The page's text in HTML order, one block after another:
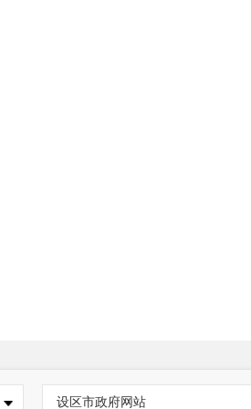
设区市政府网站